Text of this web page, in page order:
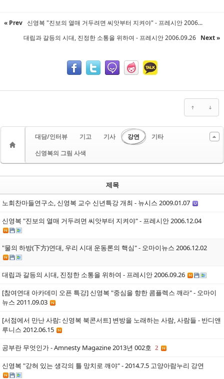
« Prev 신영복 "진보의 열매 거두려면 씨앗부터 지켜야" - 프레시안 2006...
대립과 갈등의 시대, 진정한 소통을 위하여 - 프레시안 2006.09.26 Next »
대담/인터뷰 기고 기사 강연
기타
신영복의 그림 사색
제목
노회찬마들연구소, 신영복 교수 신년특강 개최 - 뉴시스 2009.01.07
신영복 "진보의 열매 거두려면 씨앗부터 지켜야" - 프레시안 2006.12.04
"물의 하방(下方)연대, 우리 시대 운동론의 핵심" - 오마이뉴스 2006.12.02
대립과 갈등의 시대, 진정한 소통을 위하여 - 프레시안 2006.09.26
[참여연대 아카데미 오픈 특강] 신영복 "중심을 향한 콤플렉스 깨라" - 오마이
뉴스 2011.09.03
[서점에서 만난 사람: 신영복 북콘서트] 변방을 노래하는 사람, 사람들 - 반디앤
루니스 2012.06.15
공부란 무엇인가 - Amnesty Magazine 2013년 002호 2
신영복 "갇혀 있는 생각의 틀 망치로 깨야" - 2014.7.5 고양아람누리 강연